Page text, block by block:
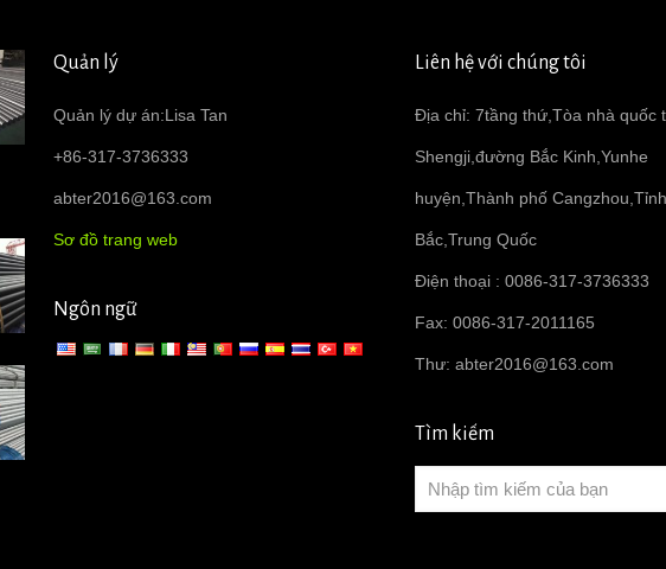
Quản lý
Quản lý dự án:Lisa Tan
+86-317-3736333
abter2016@163.com
Sơ đồ trang web
Ngôn ngữ
Liên hệ với chúng tôi
Địa chỉ: 7tầng thứ,Tòa nhà quốc
Shengji,đường Bắc Kinh,Yunhe
huyện,Thành phố
Bắc,Trung Quốc
Điện thoại : 0086-317-3736333
Fax: 0086-317-2011165
Thư: abter2016@163.com
Tìm kiếm